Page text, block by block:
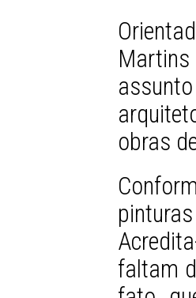
obras
faltam